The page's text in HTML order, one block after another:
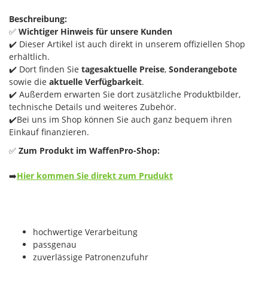
Beschreibung:
✅ Wichtiger Hinweis für unsere Kunden
✔️ Dieser Artikel ist auch direkt in unserem offiziellen Shop
erhältlich.
✔️ Dort finden Sie tagesaktuelle Preise, Sonderangebote
sowie die aktuelle Verfügbarkeit.
✔️ Außerdem erwarten Sie dort zusätzliche Produktbilder,
technische Details und weiteres Zubehör.
✔️Bei uns im Shop können Sie auch ganz bequem ihren
Einkauf finanzieren.
✅ Zum Produkt im WaffenPro-Shop:
➡️Hier kommen Sie direkt zum Prudukt
hochwertige Verarbeitung
passgenau
zuverlässige Patronenzufuhr